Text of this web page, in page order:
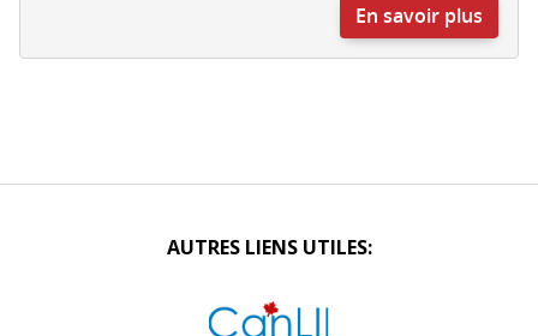
En savoir plus
AUTRES LIENS UTILES: